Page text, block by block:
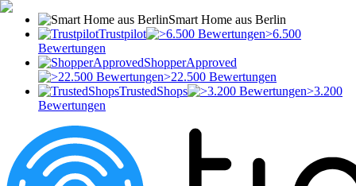
Smart Home aus Berlin
Trustpilot
>6.500
Bewertungen
ShopperApproved
>22.500 Bewertungen
TrustedShops
>3.200
Bewertungen